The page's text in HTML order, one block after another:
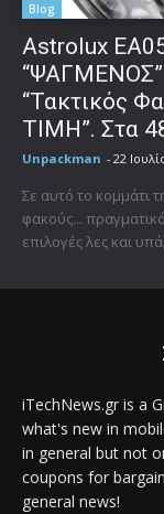
Blog
Astrolux
“ΨΑΓΜΕΝΟΣ”
“Τακτικός
ΤΙΜΗ”. Στα
Unpackman - 22
Σε αυτό το κομμάτι
φακούς...
επιλογές λες και
iTechNews.gr is a
what's new in
in general but not
coupons for
general news!